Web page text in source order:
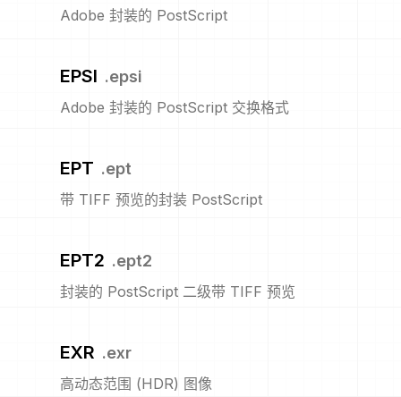
Adobe 封装的 PostScript
EPSI .epsi
Adobe 封装的 PostScript 交换格式
EPT .ept
带 TIFF 预览的封装 PostScript
EPT2 .ept2
封装的 PostScript 二级带 TIFF 预览
EXR .exr
高动态范围 (HDR) 图像